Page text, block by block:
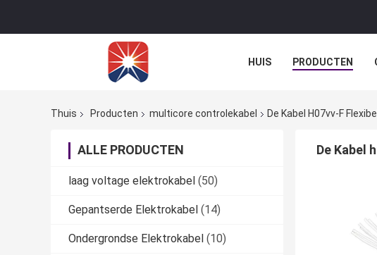
HUIS PRODUCTEN
Thuis Producten multicore controlekabel De Kabel H07vv-F
ALLE PRODUCTEN
laag voltage elektrokabel (50)
Gepantserde Elektrokabel (14)
Ondergrondse Elektrokabel (10)
De Kabel